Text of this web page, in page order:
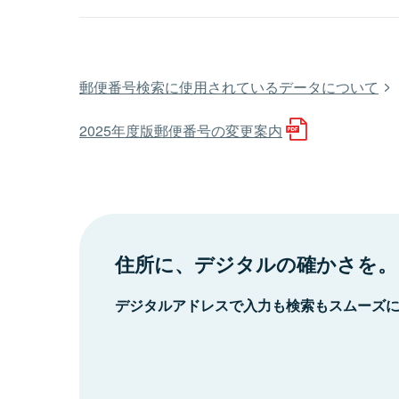
郵便番号検索に使用されているデータについて
2025年度版郵便番号の変更案内
住所に、デジタルの確かさを。
デジタルアドレスで入力も検索もスムーズ